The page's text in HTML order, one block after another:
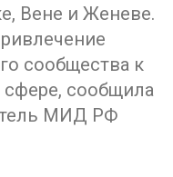
Вене и Женеве.
сообщества к
сфере, сообщила
МИД РФ